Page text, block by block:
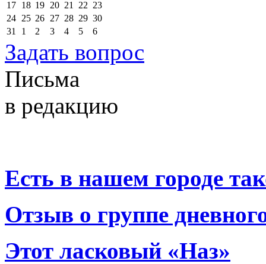
17 18 19 20 21 22 23
24 25 26 27 28 29 30
31
1 2 3 4 5 6
Задать вопрос
Письма
в редакцию
Есть в нашем городе
Отзыв о группе
Этот ласковый «Наз»